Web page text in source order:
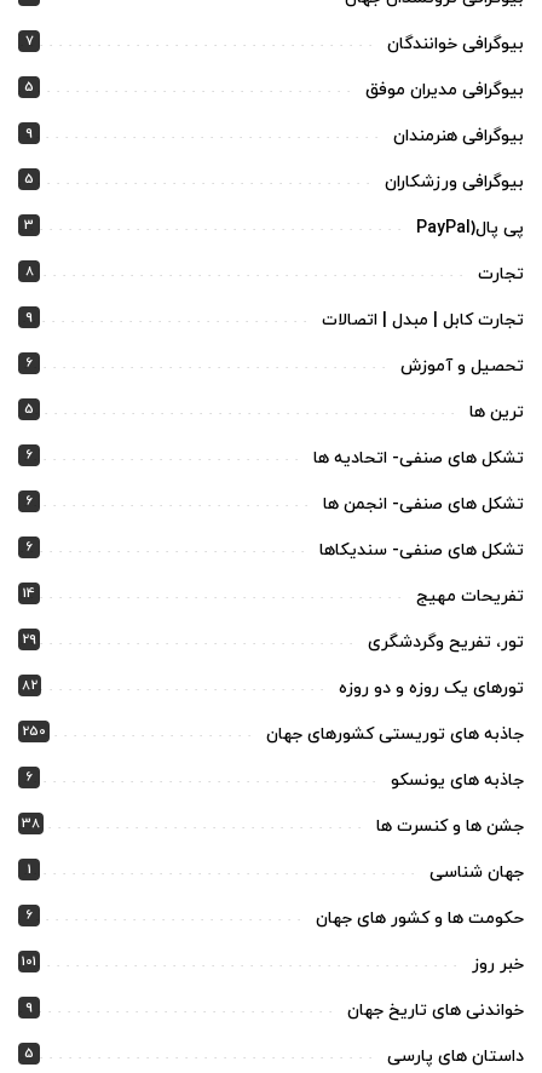
بیوگرافی خوانندگان 7
بیوگرافی مدیران موفق 5
بیوگرافی هنرمندان 9
بیوگرافی ورزشکاران 5
پی پال(PayPal 3
تجارت 8
تجارت کابل | مبدل | اتصالات 9
تحصیل و آموزش 6
ترین ها 5
تشکل های صنفی- اتحادیه ها 6
تشکل های صنفی- انجمن ها 6
تشکل های صنفی- سندیکاها 6
تفریحات مهیج 14
تور، تفریح وگردشگری 29
تورهای یک روزه و دو روزه 82
جاذبه های توریستی کشورهای جهان 250
جاذبه های یونسکو 6
جشن ها و کنسرت ها 38
جهان شناسی 1
حکومت ها و کشور های جهان 6
خبر روز 101
خواندنی های تاریخ جهان 9
داستان های پارسی 5